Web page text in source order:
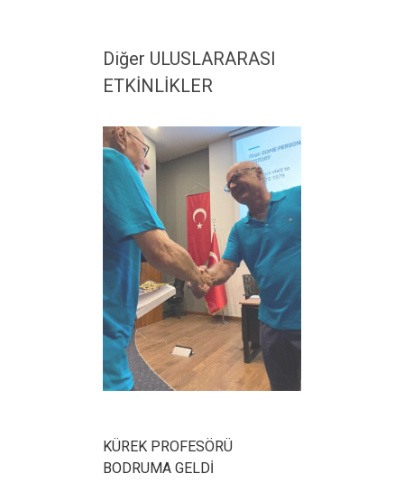
Diğer ULUSLARARASI
ETKİNLİKLER
KÜREK PROFESÖRÜ
BODRUMA GELDİ